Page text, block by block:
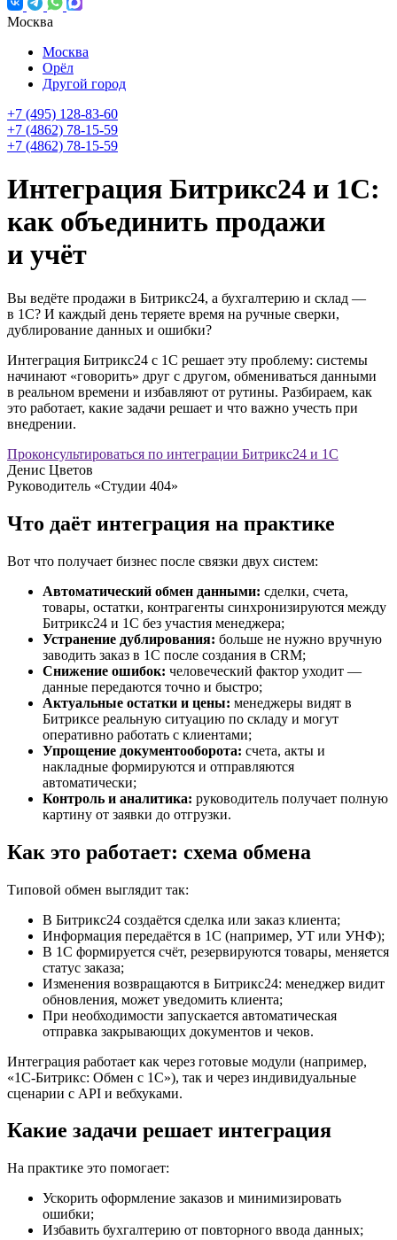
Москва
Москва
Орёл
Другой город
+7 (495) 128-83-60
+7 (4862) 78-15-59
+7 (4862) 78-15-59
Интеграция Битрикс24 и 1С:
как объединить продажи
и учёт
Вы ведёте продажи в Битрикс24, а бухгалтерию и склад —
в 1С? И каждый день теряете время на ручные сверки,
дублирование данных и ошибки?
Интеграция Битрикс24 с 1С решает эту проблему: системы
начинают «говорить» друг с другом, обмениваться данными
в реальном времени и избавляют от рутины. Разбираем, как
это работает, какие задачи решает и что важно учесть при
внедрении.
Проконсультироваться по интеграции Битрикс24 и 1С
Денис Цветов
Руководитель «Студии 404»
Что даёт интеграция на практике
Вот что получает бизнес после связки двух систем:
Автоматический обмен данными: сделки, счета,
товары, остатки, контрагенты синхронизируются между
Битрикс24 и 1С без участия менеджера;
Устранение дублирования: больше не нужно вручную
заводить заказ в 1С после создания в CRM;
Снижение ошибок: человеческий фактор уходит —
данные передаются точно и быстро;
Актуальные остатки и цены: менеджеры видят в
Битриксе реальную ситуацию по складу и могут
оперативно работать с клиентами;
Упрощение документооборота: счета, акты и
накладные формируются и отправляются
автоматически;
Контроль и аналитика: руководитель получает полную
картину от заявки до отгрузки.
Как это работает: схема обмена
Типовой обмен выглядит так:
В Битрикс24 создаётся сделка или заказ клиента;
Информация передаётся в 1С (например, УТ или УНФ);
В 1С формируется счёт, резервируются товары, меняется
статус заказа;
Изменения возвращаются в Битрикс24: менеджер видит
обновления, может уведомить клиента;
При необходимости запускается автоматическая
отправка закрывающих документов и чеков.
Интеграция работает как через готовые модули (например,
«1С-Битрикс: Обмен с 1С»), так и через индивидуальные
сценарии с API и вебхуками.
Какие задачи решает интеграция
На практике это помогает:
Ускорить оформление заказов и минимизировать
ошибки;
Избавить бухгалтерию от повторного ввода данных;